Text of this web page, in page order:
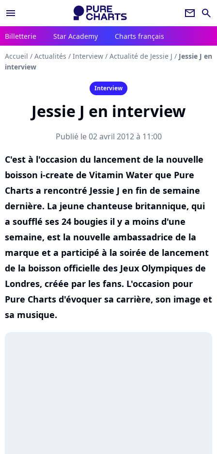
menu newsletter search
Billetterie Star Academy Charts français
Accueil / Actualités / Interview / Actualité de Jessie J / Jessie J en
interview
Interview
Jessie J en interview
Publié le 02 avril 2012 à 11:00
C'est à l'occasion du lancement de la nouvelle
boisson i-create de Vitamin Water que Pure
Charts a rencontré Jessie J en fin de semaine
dernière. La jeune chanteuse britannique, qui
a soufflé ses 24 bougies il y a moins d'une
semaine, est la nouvelle ambassadrice de la
marque et a participé à la soirée de lancement
de la boisson officielle des Jeux Olympiques de
Londres, créée par les fans. L'occasion pour
Pure Charts d'évoquer sa carrière, son image et
sa musique.